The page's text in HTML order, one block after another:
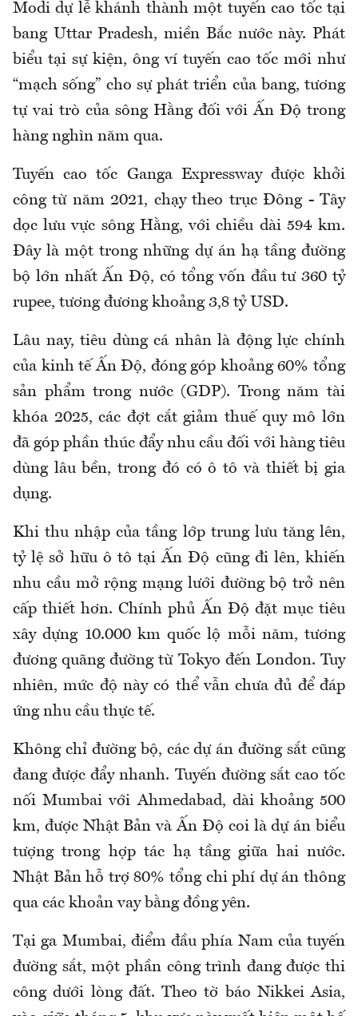
Modi dự lễ khánh thành một tuyến cao tốc tại
bang Uttar Pradesh, miền Bắc nước này. Phát
biểu tại sự kiện, ông ví tuyến cao tốc mới như
“mạch sống” cho sự phát triển của bang, tương
tự vai trò của sông Hằng đối với Ấn Độ trong
hàng nghìn năm qua.
Tuyến cao tốc Ganga Expressway được khởi
công từ năm 2021, chạy theo trục Đông - Tây
dọc lưu vực sông Hằng, với chiều dài 594 km.
Đây là một trong những dự án hạ tầng đường
bộ lớn nhất Ấn Độ, có tổng vốn đầu tư 360 tỷ
rupee, tương đương khoảng 3,8 tỷ USD.
Lâu nay, tiêu dùng cá nhân là động lực chính
của kinh tế Ấn Độ, đóng góp khoảng 60% tổng
sản phẩm trong nước (GDP). Trong năm tài
khóa 2025, các đợt cắt giảm thuế quy mô lớn
đã góp phần thúc đẩy nhu cầu đối với hàng tiêu
dùng lâu bền, trong đó có ô tô và thiết bị gia
dụng.
Khi thu nhập của tầng lớp trung lưu tăng lên,
tỷ lệ sở hữu ô tô tại Ấn Độ cũng đi lên, khiến
nhu cầu mở rộng mạng lưới đường bộ trở nên
cấp thiết hơn. Chính phủ Ấn Độ đặt mục tiêu
xây dựng 10.000 km quốc lộ mỗi năm, tương
đương quãng đường từ Tokyo đến London. Tuy
nhiên, mức độ này có thể vẫn chưa đủ để đáp
ứng nhu cầu thực tế.
Không chỉ đường bộ, các dự án đường sắt cũng
đang được đẩy nhanh. Tuyến đường sắt cao tốc
nối Mumbai với Ahmedabad, dài khoảng 500
km, được Nhật Bản và Ấn Độ coi là dự án biểu
tượng trong hợp tác hạ tầng giữa hai nước.
Nhật Bản hỗ trợ 80% tổng chi phí dự án thông
qua các khoản vay bằng đồng yên.
Tại ga Mumbai, điểm đầu phía Nam của tuyến
đường sắt, một phần công trình đang được thi
công dưới lòng đất. Theo tờ báo Nikkei Asia,